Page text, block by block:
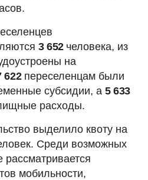
3 652 человека, из
на
622переселенцам были
субсидии, а 5 633
расходы.
выделило квоту на
Среди возможных
мобильности,